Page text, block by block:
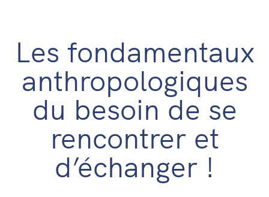
Les fondamentaux
anthropologiques
du besoin de se
rencontrer et
d’échanger !